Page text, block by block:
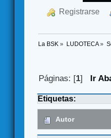
Registrarse
La BSK » LUDOTECA»
Páginas: [1] Ir
Etiquetas:
Autor